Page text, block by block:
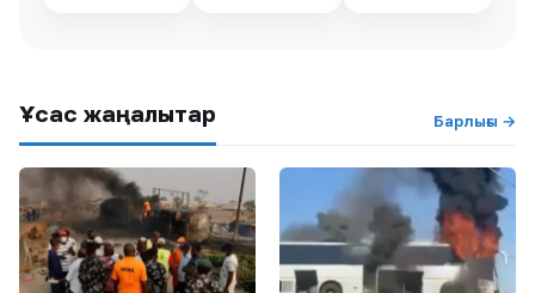
Ұқсас жаңалықтар Барлығы →